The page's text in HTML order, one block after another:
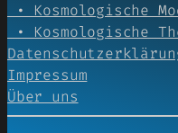
• Kosmologische
• Kosmologische
Impressum
Über uns